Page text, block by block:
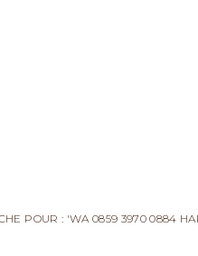
POUR : 'WA 0859 3970 0884